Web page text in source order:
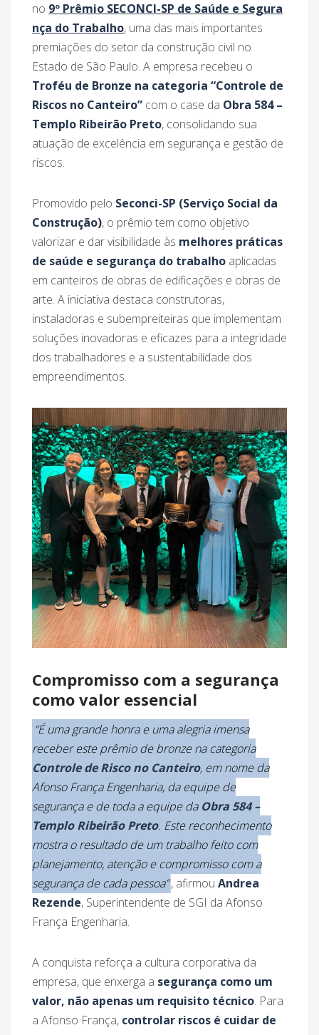
no 9º Prêmio SECONCI-SP de Saúde e Segura
nça do Trabalho, uma das mais importantes
premiações do setor da construção civil no
Estado de São Paulo. A empresa recebeu o
Troféu de Bronze na categoria “Controle de
Riscos no Canteiro” com o case da Obra 584 –
Templo Ribeirão Preto, consolidando sua
atuação de excelência em segurança e gestão de
riscos.
Promovido pelo Seconci-SP (Serviço Social da
Construção), o prêmio tem como objetivo
valorizar e dar visibilidade às melhores práticas
de saúde e segurança do trabalho aplicadas
em canteiros de obras de edificações e obras de
arte. A iniciativa destaca construtoras,
instaladoras e subempreiteiras que implementam
soluções inovadoras e eficazes para a integridade
dos trabalhadores e a sustentabilidade dos
empreendimentos.
Compromisso com a segurança
como valor essencial
“É uma grande honra e uma alegria imensa
receber este prêmio de bronze na categoria
Controle de Risco no Canteiro, em nome da
Afonso França Engenharia, da equipe de
segurança e de toda a equipe da Obra 584 –
Templo Ribeirão Preto. Este reconhecimento
mostra o resultado de um trabalho feito com
planejamento, atenção e compromisso com a
segurança de cada pessoa”, afirmouAndrea
Rezende, Superintendente de SGI da Afonso
França Engenharia.
A conquista reforça a cultura corporativa da
empresa, que enxerga a segurança como um
valor, não apenas um requisito técnico. Para
a Afonso França, controlar riscos é cuidar de